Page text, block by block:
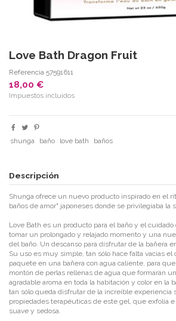
Love Bath Dragon Fruit
Referencia 57591611
18,00 €
Impuestos incluidos
shunga baño love bath baños
Descripción
Shunga ofrece un nuevo producto inspirado en el
baños de amor" japoneses donde se privilegiaba la
Love Bath es un producto para el baño y el
tomar un prolongado y relajado momento y una
del baño. Un descanso para disfrutar de la bañera
Su uso es muy simple, tan sólo hace falta vacias
paquete en una bañera con agua caliente, para
montón de perlas rellenas de agua que formarán
agradable aroma en toda la habitación y color en la
tan sólo queda disfrutar de la increíble experiencia
propiedades terapéuticas de este gel, que exfolia
suave y sedosa.